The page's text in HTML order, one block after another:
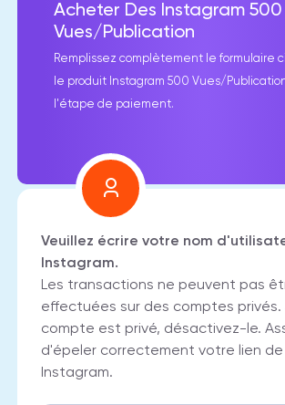
Acheter Des Instagram 500
Vues/Publication
Remplissez complètement le formulaire
le produit Instagram 500 Vues/
l'étape de paiement.
Veuillez écrire votre nom
Instagram.
Les transactions ne peuvent pas
effectuées sur des comptes privés.
compte est privé, désactivez-le.
d'épeler correctement votre lien
Instagram.